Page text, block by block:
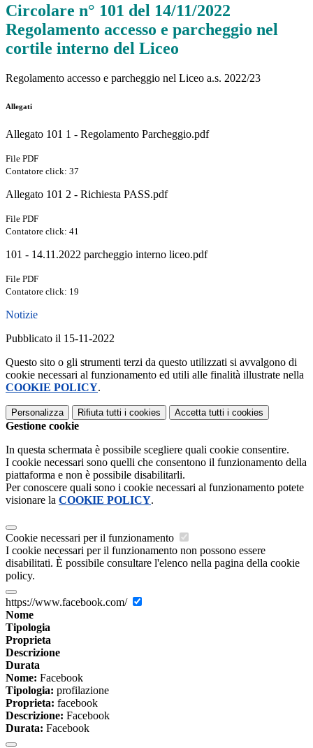
Circolare n° 101 del 14/11/2022
Regolamento accesso e parcheggio nel
cortile interno del Liceo
Regolamento accesso e parcheggio nel Liceo a.s. 2022/23
Allegati
Allegato 101 1 - Regolamento Parcheggio.pdf
File PDF
Contatore click: 37
Allegato 101 2 - Richiesta PASS.pdf
File PDF
Contatore click: 41
101 - 14.11.2022 parcheggio interno liceo.pdf
File PDF
Contatore click: 19
Notizie
Pubblicato il 15-11-2022
Questo sito o gli strumenti terzi da questo utilizzati si avvalgono di
cookie necessari al funzionamento ed utili alle finalità illustrate nella
COOKIE POLICY.
Personalizza Rifiuta tutti i cookies Accetta tutti i cookies
Gestione cookie
In questa schermata è possibile scegliere quali cookie consentire.
I cookie necessari sono quelli che consentono il funzionamento della
piattaforma e non è possibile disabilitarli.
Per conoscere quali sono i cookie necessari al funzionamento potete
visionare la COOKIE POLICY.
Cookie necessari per il funzionamento
I cookie necessari per il funzionamento non possono essere
disabilitati. È possibile consultare l'elenco nella pagina della cookie
policy.
https://www.facebook.com/
Nome
Tipologia
Proprieta
Descrizione
Durata
Nome: Facebook
Tipologia: profilazione
Proprieta: facebook
Descrizione: Facebook
Durata: Facebook